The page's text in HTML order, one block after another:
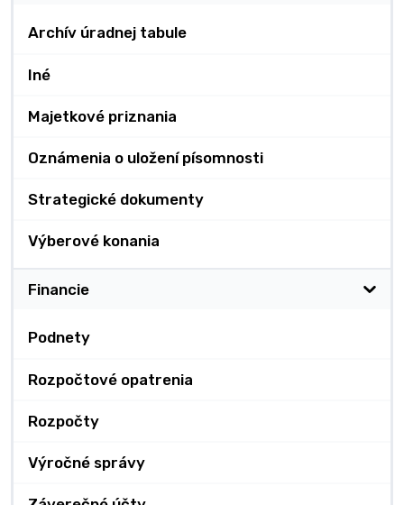
Archív úradnej tabule
Iné
Majetkové priznania
Oznámenia o uložení písomnosti
Strategické dokumenty
Výberové konania
Financie
Podnety
Rozpočtové opatrenia
Rozpočty
Výročné správy